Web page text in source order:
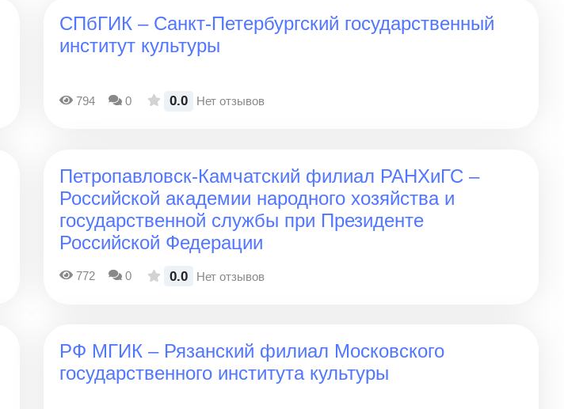
СПбГИК – Санкт-Петербургский государственный
институт культуры
794 0 0.0 Нет отзывов
Петропавловск-Камчатский филиал РАНХиГС –
Российской академии народного хозяйства и
государственной службы при Президенте
Российской Федерации
772 0 0.0 Нет отзывов
РФ МГИК – Рязанский филиал Московского
государственного института культуры